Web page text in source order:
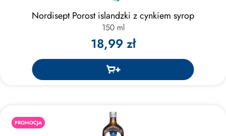
Nordisept Porost islandzki z cynkiem syrop
150 ml
18,99 zł
PROMOCJA